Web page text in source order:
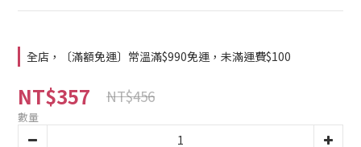
全店，〔滿額免運〕常溫滿$990免運，未滿運費$100
NT$357 NT$456
數量